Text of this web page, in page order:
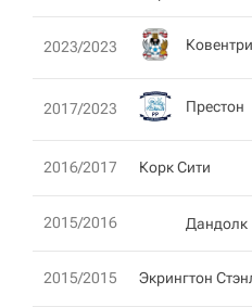
2023/2023
2017/2023 Престон
2016/2017 Корк Сити
2015/2016 Дандолк
2015/2015 Экрингтон